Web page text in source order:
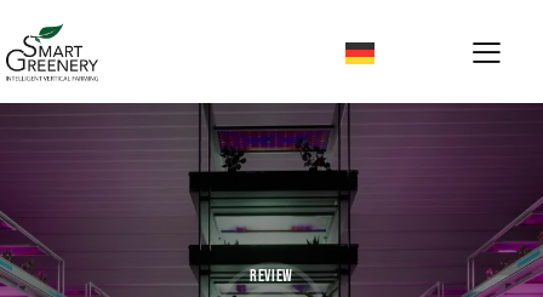
REVIEW